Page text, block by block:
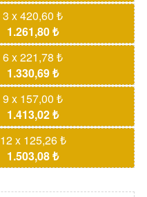
3 x 420,60 ₺
1.261,80 ₺
6 x 221,78 ₺
1.330,69 ₺
9 x 157,00 ₺
1.413,02 ₺
12 x 125,26 ₺
1.503,08 ₺